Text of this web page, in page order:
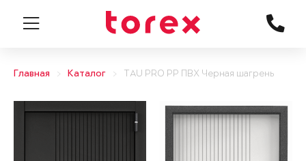
Главная Каталог TAU PRO PP ПВХ Черная шагрень